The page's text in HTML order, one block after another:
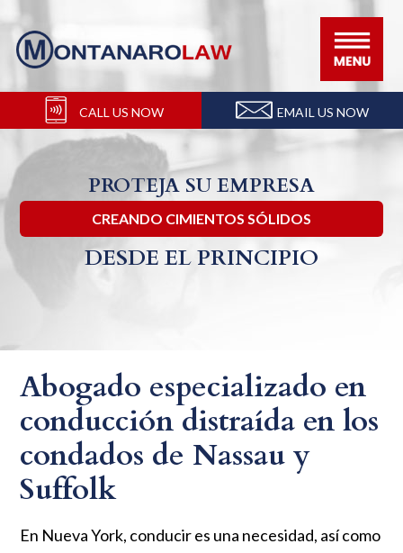
navegación
principal
contenido
principal
lateral
principal
página
CALL US NOW EMAIL US NOW
PROTEJA SU EMPRESA
CREANDO CIMIENTOS SÓLIDOS
DESDE EL PRINCIPIO
Abogado especializado en
conducción distraída en los
condados de Nassau y
Suffolk
En Nueva York, conducir es una necesidad, así como